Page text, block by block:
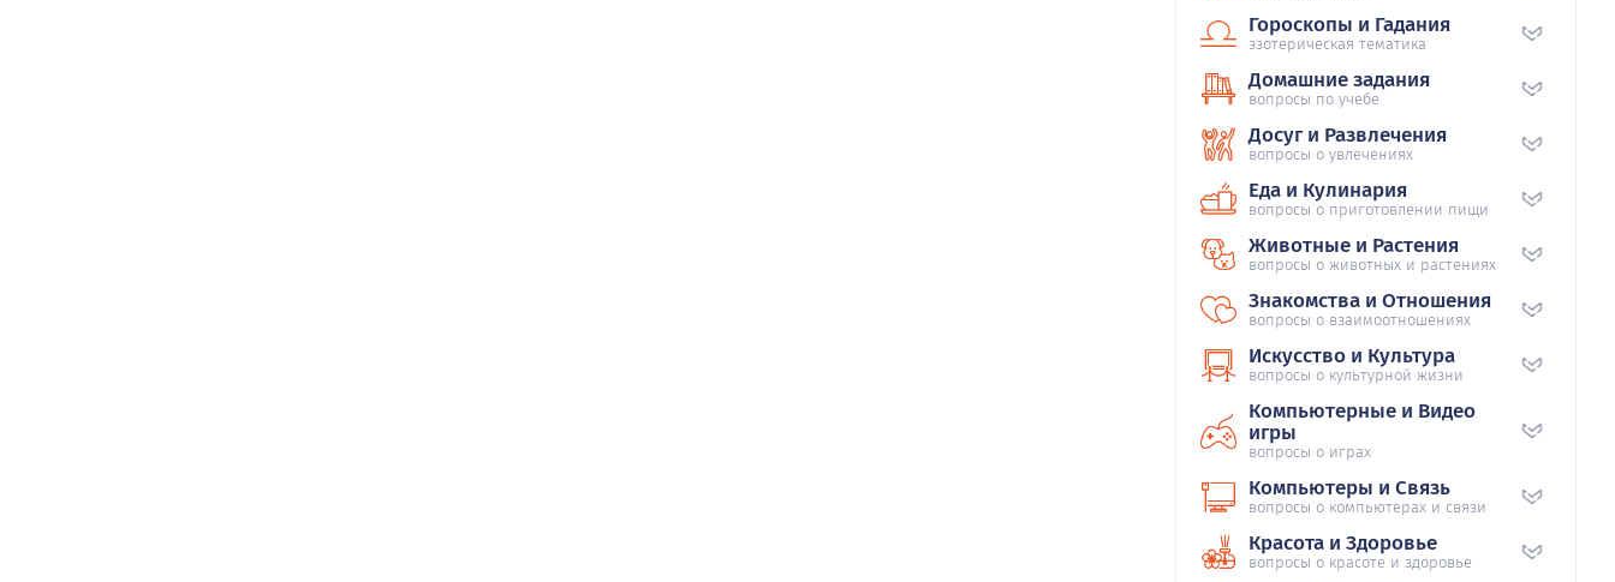
Гороскопы и Гадания
эзотерическая тематика
Домашние задания
вопросы по учебе
Досуг и Развлечения
вопросы о увлечениях
Еда и Кулинария
вопросы о приготовлении пищи
Животные и Растения
вопросы о животных и растениях
Знакомства и Отношения
вопросы о взаимоотношениях
Искусство и Культура
вопросы о культурной жизни
Компьютерные и Видео
игры
вопросы о играх
Компьютеры и Связь
вопросы о компьютерах и связи
Красота и Здоровье
вопросы о красоте и здоровье